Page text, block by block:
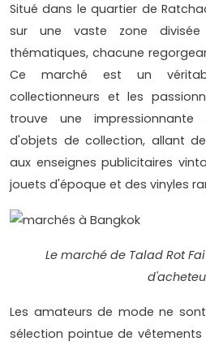
Situé dans le quartier de
sur une vaste zone divisée
thématiques, chacune
Ce marché est un
collectionneurs et les
trouve une
d'objets de collection, allant
aux enseignes publicitaires
jouets d'époque et des vinyles
Le marché de Talad Rot
Les amateurs de mode ne
sélection pointue de